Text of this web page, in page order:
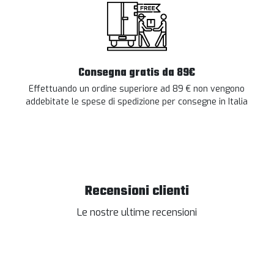
Consegna gratis da 89€
Effettuando un ordine superiore ad 89 € non vengono
addebitate le spese di spedizione per consegne in Italia
Recensioni clienti
Le nostre ultime recensioni